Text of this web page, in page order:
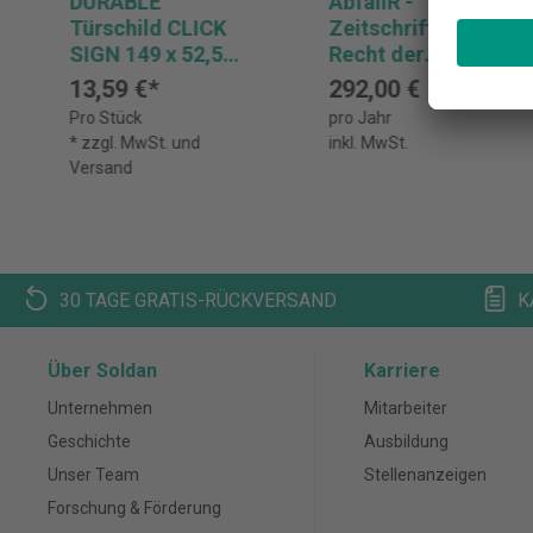
Türschild CLICK
SIGN 149 x 52,5
mm
13,59 €*
Pro Stück
* zzgl. MwSt. und
Versand
Zeitschrift für das
Recht der
Abfallwirtschaft
Abonnement
292,00 €
pro Jahr
inkl. MwSt.
30 TAGE GRATIS-RÜCKVERSAND
Über Soldan
Unternehmen
Geschichte
Unser Team
Forschung & Förderung
Karriere
Mitarbeiter
Ausbildung
Stellenanzeigen